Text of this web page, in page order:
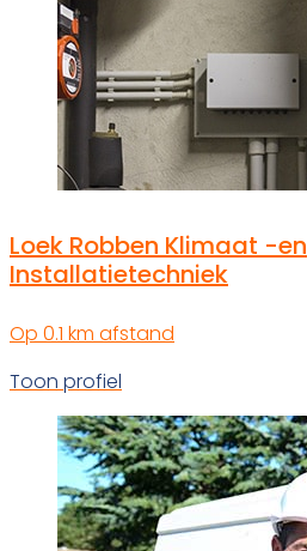
Loek Robben Klimaat -en
Installatietechniek
Op 0.1 km afstand
Toon profiel